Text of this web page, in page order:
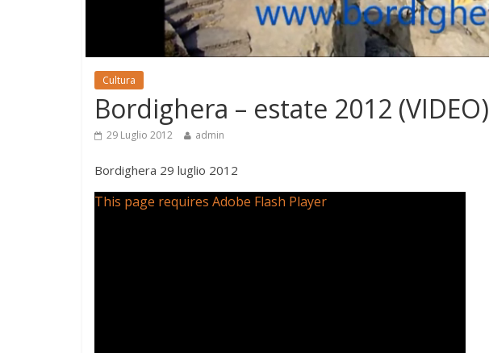
Cultura
Bordighera – estate 2012 (VIDEO)
29 Luglio 2012 admin
Bordighera 29 luglio 2012
This page requires Adobe Flash Player